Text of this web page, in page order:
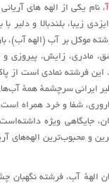
، نام یکی از الهه های
زیبا، بلندبالا و دلیر
موکل بر آب (الهه آب)،
مادری، زایش، پیروزی و
فرشته نمادی است از
ایرانی سرچشمهٔ همهٔ
شفا و خرد همراه
جایگاهی ویژه داشته‌است
و محبوب‌ترین الهه‌های
الههٔ آب، فرشته نگهبان